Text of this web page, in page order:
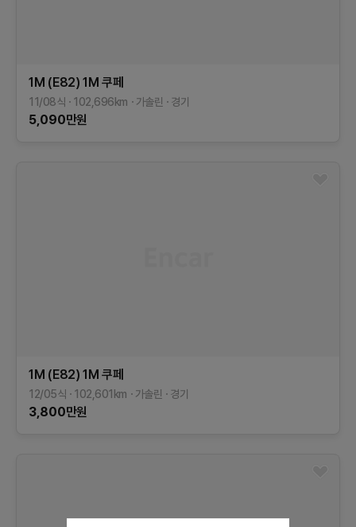
1M (E82) 1M 쿠페
11/08식 102,696km 가솔린 경기
5,090만원
1M (E82) 1M 쿠페
12/05식 102,601 km 가솔린 경기
3,800만원